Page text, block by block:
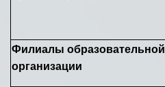
Филиалы образовательной
организации